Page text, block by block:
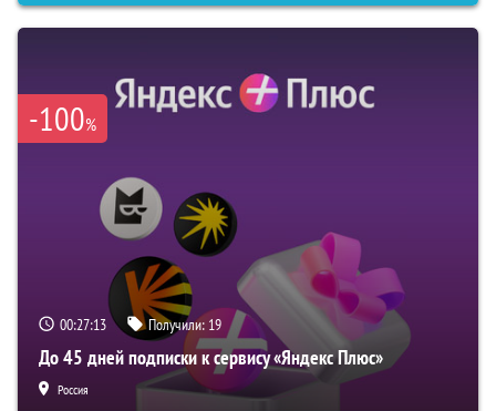
-100%
00:27:12 Получили: 19
До 45 дней подписки к сервису «Яндекс Плюс»
Россия